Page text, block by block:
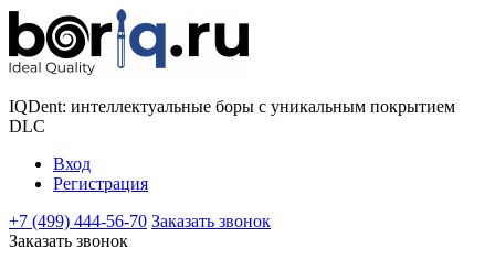
IQDent: интеллектуальные боры с уникальным покрытием
DLC
Вход
Регистрация
+7 (499) 444-56-70 Заказать звонок
Заказать звонок